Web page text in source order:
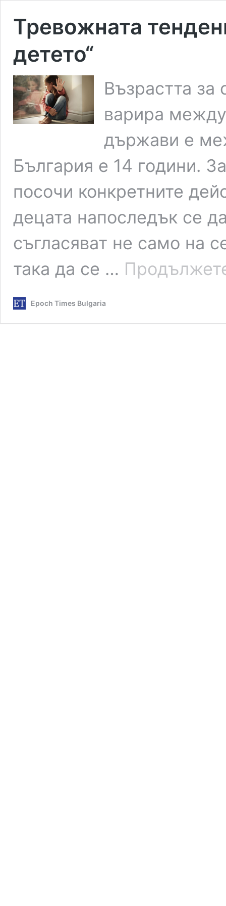
Тревожната
детето“
Възрастта за
варира
държави е
България е 14 години.
посочи конкретните
децата напоследък се
съгласяват не само на
така да се …
Epoch Times Bulgaria